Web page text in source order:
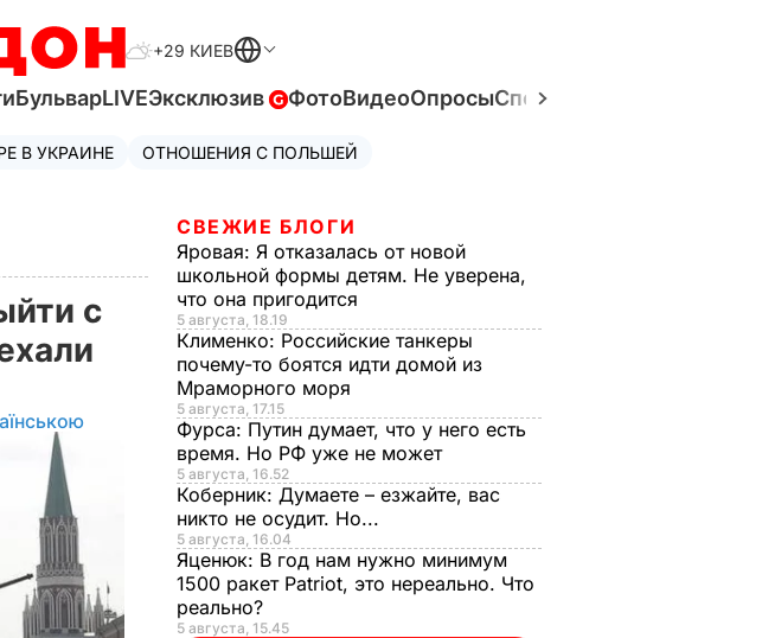
+29 КИЕВ
БульварLIVEЭксклюзив ФотоВидеоОпросыСпецпроекты
В УКРАИНЕ ОТНОШЕНИЯ С ПОЛЬШЕЙ
с
СВЕЖИЕ БЛОГИ
Яровая: Я отказалась от новой
школьной формы детям. Не уверена,
что она пригодится
5 августа, 18.19
Клименко: Российские танкеры
почему-то боятся идти домой из
Мраморного моря
5 августа, 17.15
Фурса: Путин думает, что у него есть
время. Но РФ уже не может
5 августа, 16.52
Коберник: Думаете – езжайте, вас
никто не осудит. Но...
5 августа, 16.04
Яценюк: В год нам нужно минимум
1500 ракет Patriot, это нереально. Что
реально?
5 августа, 15.45